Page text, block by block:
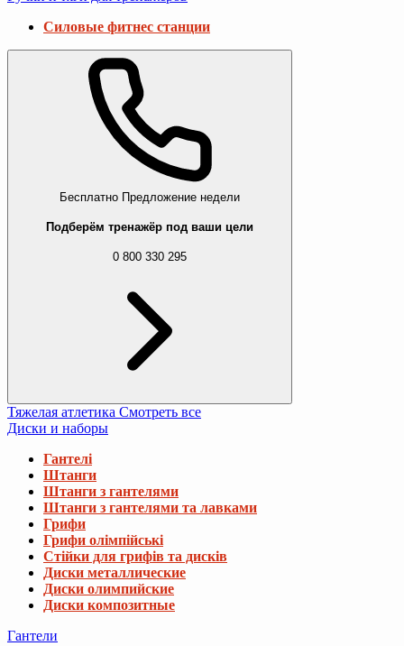
Силовые фитнес станции
Бесплатно Предложение недели
Подберём тренажёр под ваши цели
0 800 330 295
Тяжелая атлетика Смотреть все
Диски и наборы
Гантелі
Штанги
Штанги з гантелями
Штанги з гантелями та лавками
Грифи
Грифи олімпійські
Стійки для грифів та дисків
Диски металлические
Диски олимпийские
Диски композитные
Гантели